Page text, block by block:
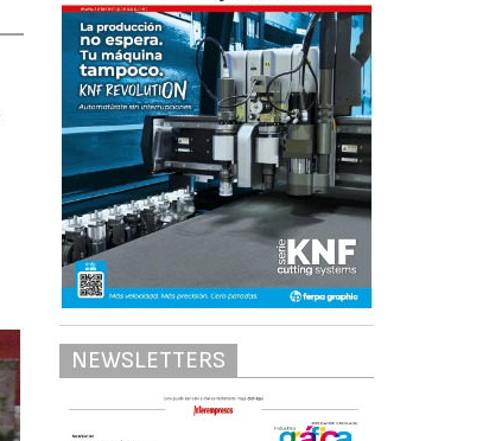
NEWSLETTERS